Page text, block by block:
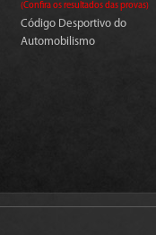
(Confira os resultados das provas)
Código Desportivo do
Automobilismo